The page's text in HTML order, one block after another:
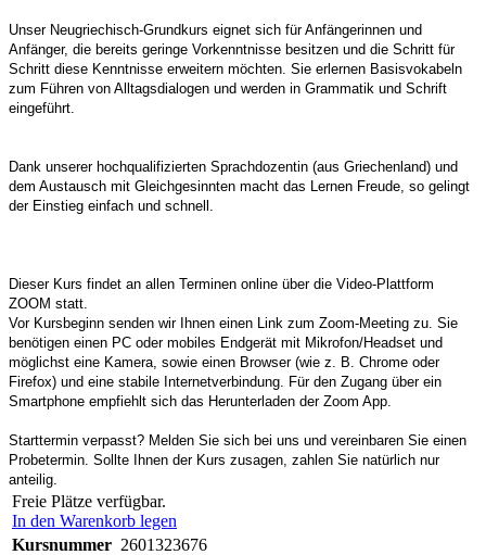
Unser Neugriechisch-Grundkurs eignet sich für Anfängerinnen und
Anfänger, die bereits geringe Vorkenntnisse besitzen und die Schritt für
Schritt diese Kenntnisse erweitern möchten. Sie erlernen Basisvokabeln
zum Führen von Alltagsdialogen und werden in Grammatik und Schrift
eingeführt.
Dank unserer hochqualifizierten Sprachdozentin (aus Griechenland) und
dem Austausch mit Gleichgesinnten macht das Lernen Freude, so gelingt
der Einstieg einfach und schnell.
Dieser Kurs findet an allen Terminen online über die Video-Plattform
ZOOM statt.
Vor Kursbeginn senden wir Ihnen einen Link zum Zoom-Meeting zu. Sie
benötigen einen PC oder mobiles Endgerät mit Mikrofon/Headset und
möglichst eine Kamera, sowie einen Browser (wie z. B. Chrome oder
Firefox) und eine stabile Internetverbindung. Für den Zugang über ein
Smartphone empfiehlt sich das Herunterladen der Zoom App.
Starttermin verpasst? Melden Sie sich bei uns und vereinbaren Sie einen
Probetermin. Sollte Ihnen der Kurs zusagen, zahlen Sie natürlich nur
anteilig.
Freie Plätze verfügbar.
In den Warenkorb legen
Kursnummer 2601323676